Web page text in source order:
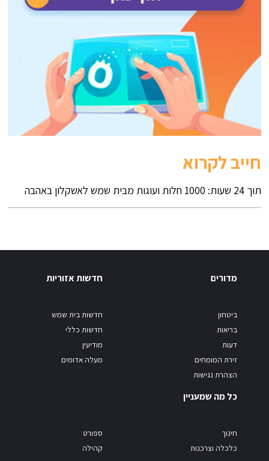
חייב לקרוא
תוך 24 שעות: 1000 חלות ועוגות מבית שמש לאשקלון באהבה
מדורים
ביטחון
בריאות
דעות
זירת המומחים
הצהרת נגישות
חדשות אזוריות
חדשות בית שמש
חדשות כללי
מודיעין
מעלה אדומים
כל מה שמעניין
חינוך
כלכלה וצרכנות
ספורט
קהילה